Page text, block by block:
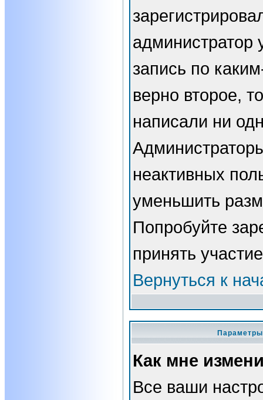
администратор
запись по
верно второе,
написали ни
неактивных
уменьшить
Попробуйте
принять
Вернуться к
Как мне
Все ваши